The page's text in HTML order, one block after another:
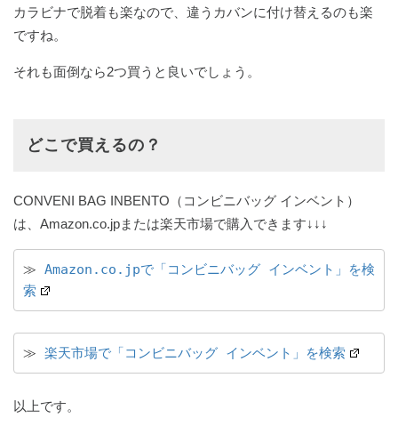
カラビナで脱着も楽なので、違うカバンに付け替えるのも楽
ですね。
それも面倒なら2つ買うと良いでしょう。
どこで買えるの？
CONVENI BAG INBENTO（コンビニバッグ インベント）
は、Amazon.co.jpまたは楽天市場で購入できます↓↓↓
≫ Amazon.co.jpで「コンビニバッグ インベント」を検
索
≫ 楽天市場で「コンビニバッグ インベント」を検索
以上です。